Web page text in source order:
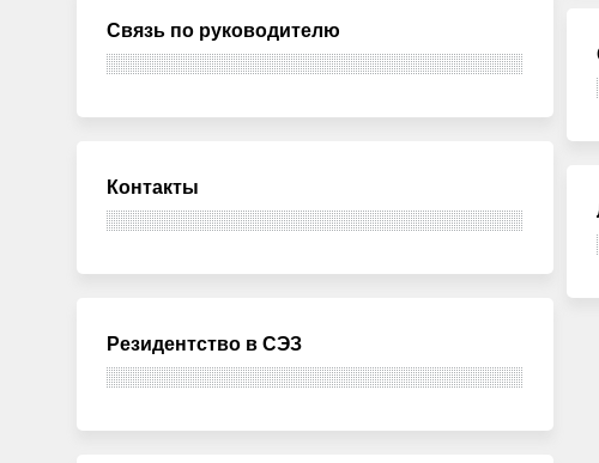
Связь по руководителю
Контакты
Резидентство в СЭЗ